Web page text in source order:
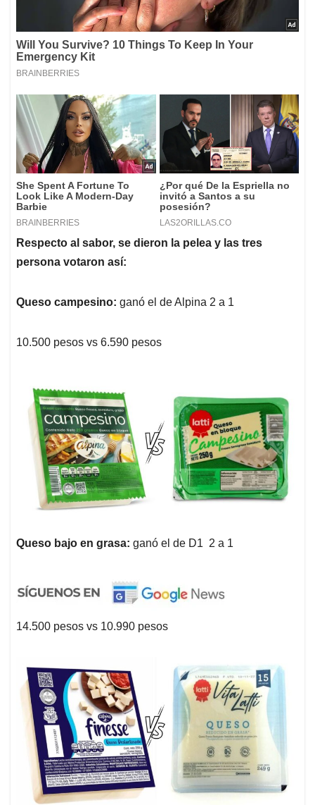
Respecto al sabor, se dieron la pelea y las tres
persona votaron así:
Queso campesino: ganó el de Alpina 2 a 1
10.500 pesos vs 6.590 pesos
Queso bajo en grasa: ganó el de D1 2 a 1
14.500 pesos vs 10.990 pesos